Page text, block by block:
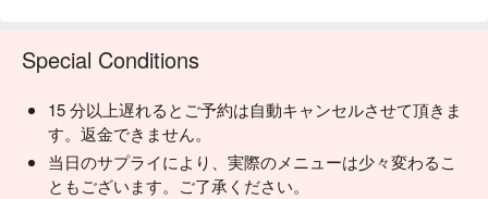
Special Conditions
15 分以上遅れるとご予約は自動キャンセルさせて頂きま
す。返金できません。
当日のサプライにより、実際のメニューは少々変わるこ
ともございます。ご了承ください。